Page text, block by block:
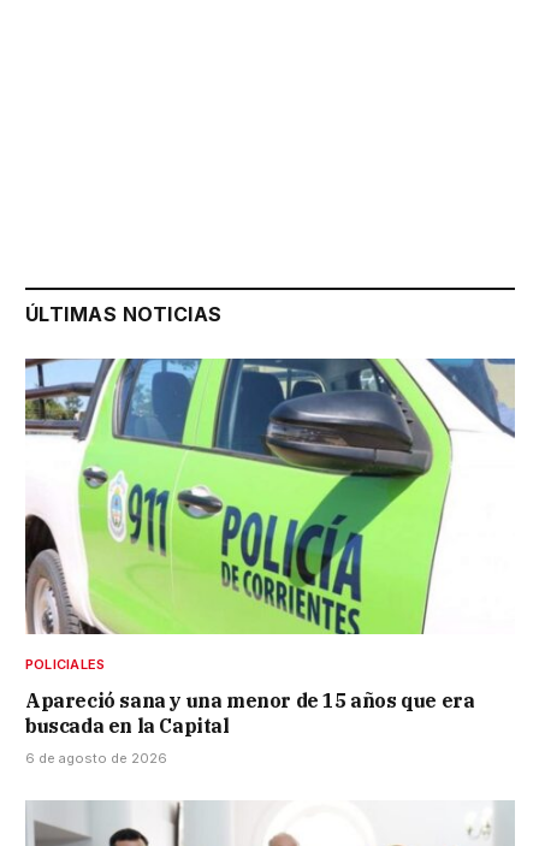
ÚLTIMAS NOTICIAS
POLICIALES
Apareció sana y una menor de 15 años que era
buscada en la Capital
6 de agosto de 2026